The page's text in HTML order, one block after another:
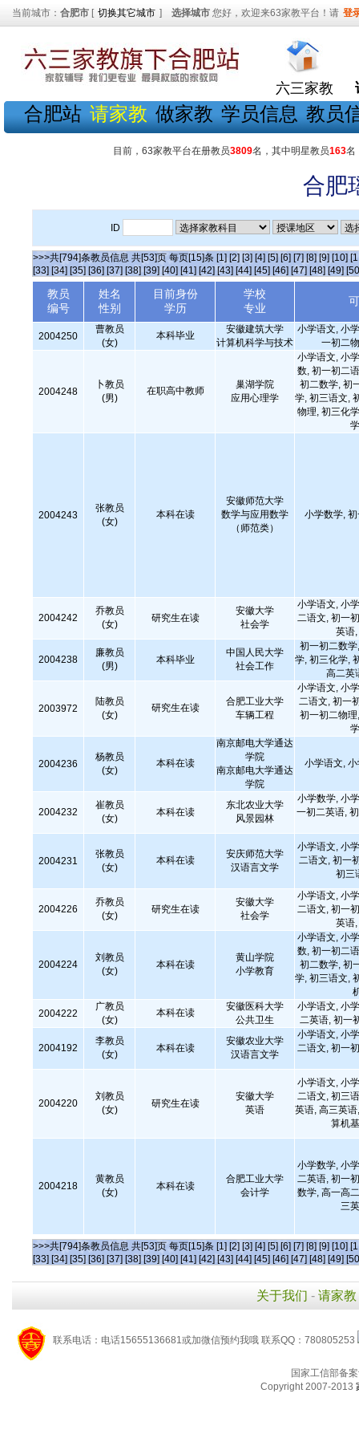
当前城市： 合肥市 [ 切换其它城市 ] 选择城市 您好，欢迎来63家教平台！请 登
六三家教
合肥站 请家教 做家教 学员信息 教员
目前，63家教平台在册教员3809名，其中明星教员163名
合肥
ID
>>>共[794]条教员信息 共[53]页 每页[15]条 [1] [2] [3] [4] [5] [6] [7] [8] [9] [10]
[33] [34] [35] [36] [37] [38] [39] [40] [41] [42] [43] [44] [45] [46] [47] [48] [49]
教员
编号
姓名
性别
目前身份
学历
学校
专业
2004250
曹教员
(女)
本科毕业
安徽建筑大学
计算机科学与技术
小学语文, 小
一初二
2004248
卜教员
(男)
在职高中教师
巢湖学院
应用心理学
小学语文, 小
数, 初一初二
初二数学, 初
学, 初三语文,
物理, 初三化
2004243
张教员
(女)
本科在读
安徽师范大学
数学与应用数学
（师范类）
小学数学,
2004242
乔教员
(女)
研究生在读
安徽大学
社会学
小学语文, 小
二语文, 初一
英语
2004238
廉教员
(男)
本科毕业
中国人民大学
社会工作
初一初二数
学, 初三化学,
高二英
2003972
陆教员
(女)
研究生在读
合肥工业大学
车辆工程
小学语文, 小
二语文, 初一
初一初二物
2004236
杨教员
(女)
本科在读
南京邮电大学通达
学院
南京邮电大学通达
学院
小学语文,
2004232
崔教员
(女)
本科在读
东北农业大学
风景园林
小学数学, 小
一初二英语,
2004231
张教员
(女)
本科在读
安庆师范大学
汉语言文学
小学语文, 小
二语文, 初一
初三
2004226
乔教员
(女)
研究生在读
安徽大学
社会学
小学语文, 小
二语文, 初一
英语
2004224
刘教员
(女)
本科在读
黄山学院
小学教育
小学语文, 小
数, 初一初二
初二数学, 初
学, 初三语文,
2004222
广教员
(女)
本科在读
安徽医科大学
公共卫生
小学语文, 小
二英语, 初一
2004192
李教员
(女)
本科在读
安徽农业大学
汉语言文学
小学语文, 小
二语文, 初一
2004220
刘教员
(女)
研究生在读
安徽大学
英语
小学语文, 小
二语文, 初三
英语, 高三英
算机
2004218
黄教员
(女)
本科在读
合肥工业大学
会计学
小学数学, 小
二英语, 初一
数学, 高一高
三
>>>共[794]条教员信息 共[53]页 每页[15]条 [1] [2] [3] [4] [5] [6] [7] [8] [9] [10]
[33] [34] [35] [36] [37] [38] [39] [40] [41] [42] [43] [44] [45] [46] [47] [48] [49]
关于我们 - 请家教
联系电话：电话15655136681或加微信预约我哦 联系QQ：780805253
国家工信部备
Copyright 2007-2013